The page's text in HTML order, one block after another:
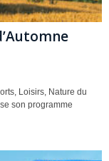
Loisirs, Nature du
son programme